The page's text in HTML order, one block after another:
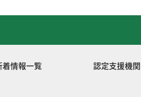
着情報一覧 認定支援機